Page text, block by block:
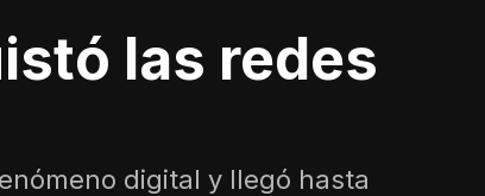
las redes
digital y llegó hasta